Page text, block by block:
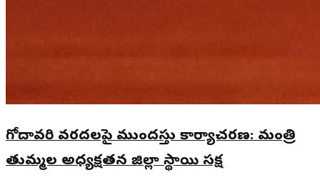
గోదావరి వరదలపై ముందస్తు కార్యాచరణ: మంత్రి
తుమ్మల అధ్యక్షతన జిల్లా స్థాయి సమీక్ష